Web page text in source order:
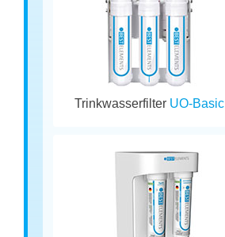
Trinkwasserfilter UO-Basic